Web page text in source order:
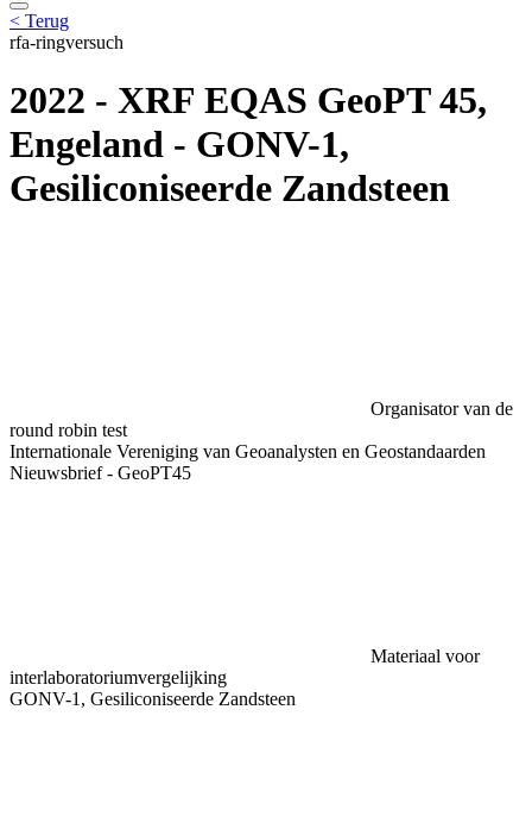
< Terug
rfa-ringversuch
2022 - XRF EQAS GeoPT 45,
Engeland - GONV-1,
Gesiliconiseerde Zandsteen
Organisator van de
round robin test
Internationale Vereniging van Geoanalysten en Geostandaarden
Nieuwsbrief - GeoPT45
Materiaal voor
interlaboratoriumvergelijking
GONV-1, Gesiliconiseerde Zandsteen